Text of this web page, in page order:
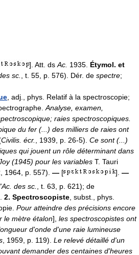
]. Att. ds Ac. 1935. Étymol. et
sc. , t. 55, p. 576). Dér. de spectre;
, adj., phys. Relatif à la spectroscopie;
Analyse, examen,
raies spectroscopiques.
du fer (...) des milliers de raies ont
Civilis. écr. , 1939, p. 26-5). Ce sont (...)
qui jouent un rôle déterminant dans
(1945) pour les variables T. Tauri
1964, p. 557). — [ ]. —
des sc.
, t. 63, p. 621); de
2. Spectroscopiste , subst., phys.
Pour atteindre des précisions encore
le mètre étalon], les spectroscopistes ont
d'onde d'une raie lumineuse
, 1959, p. 119). Le relevé détaillé d'un
demander des centaines d'heures